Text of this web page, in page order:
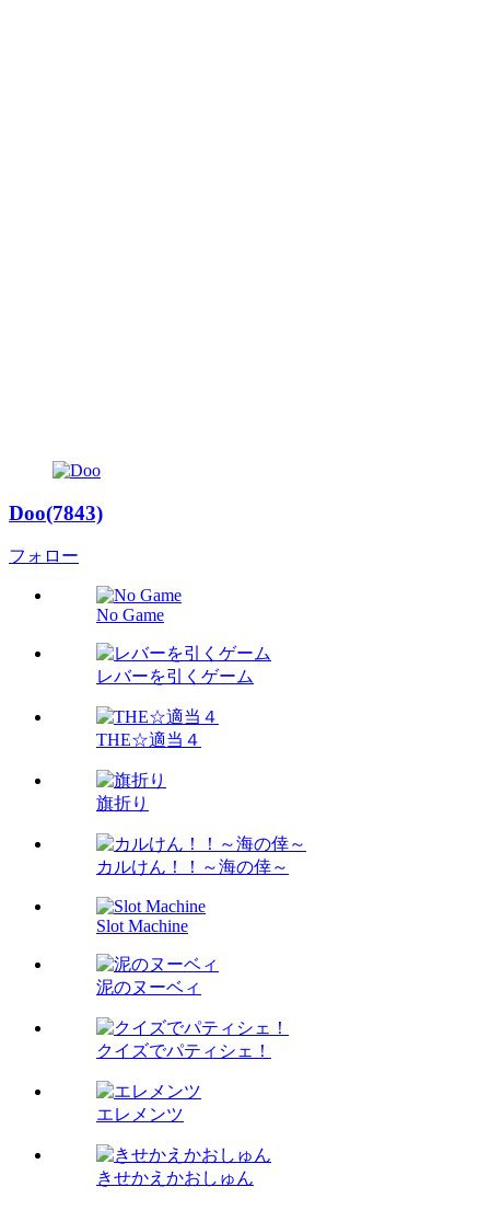
Doo(7843)
フォロー
No Game
レバーを引くゲーム
THE☆適当４
旗折り
カルけん！！～海の倖～
Slot Machine
泥のヌーベィ
クイズでパティシェ！
エレメンツ
きせかえかおしゅん